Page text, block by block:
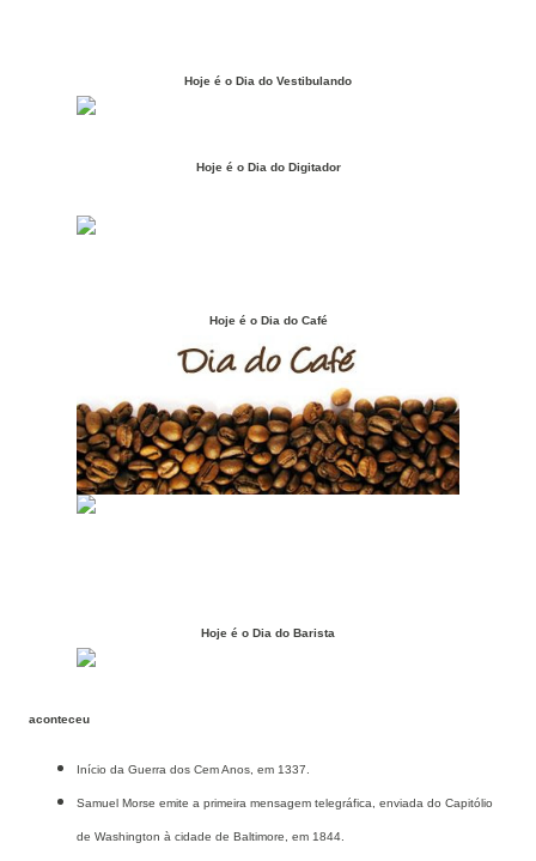
Hoje é o Dia do Vestibulando
Hoje é o Dia do Digitador
Hoje é o Dia do Café
Hoje é o Dia do Barista
aconteceu
Início da Guerra dos Cem Anos, em 1337.
Samuel Morse emite a primeira mensagem telegráfica, enviada do Capitólio
de Washington à cidade de Baltimore, em 1844.